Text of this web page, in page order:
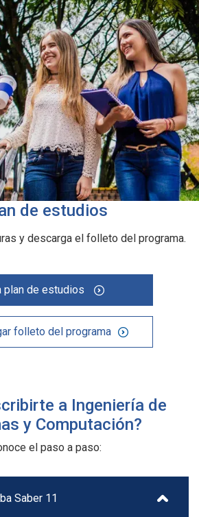
de estudios
y descarga el folleto del programa.
plan de estudios
folleto del programa
a Ingeniería de
y Computación?
el paso a paso:
Saber 11